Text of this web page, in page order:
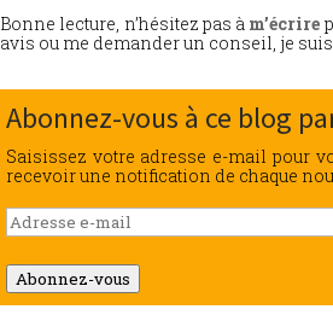
Bonne lecture, n’hésitez pas à m’écrire
avis ou me demander un conseil, je suis
Abonnez-vous à ce blog
Saisissez votre adresse e-mail pour
recevoir une notification de chaque
Adresse
e-
mail
Abonnez-vous